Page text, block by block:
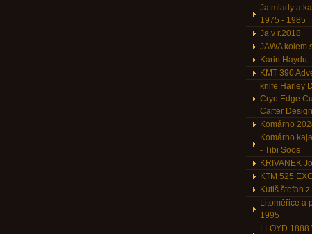
Ja mlady a
1975 - 1985
Ja v r.2018
JAWA kolem
Karin Haydu
KMT 390
knife Harley
Cryo Edge
Carter Design
Komárno
Komárno
- Tibi Soos
KRIVANEK
KTM 525 EXC
Kutiš štefan
Litoměřice a
1995
LLOYD 1888